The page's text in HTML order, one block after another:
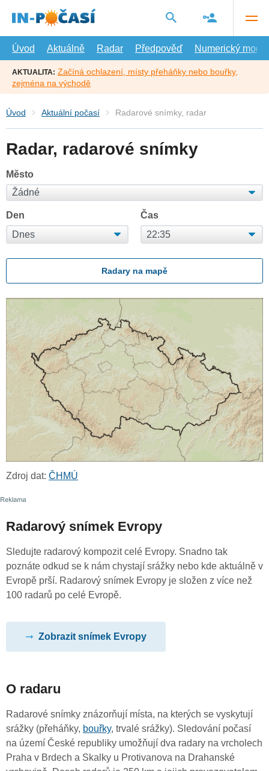
hlavní
Úvod
Aktuálně Radar Předpověď Numerický model
AKTUALITA: Začíná ochlazení, místy přeháňky nebo bouřky,
zejména na východě
Úvod Aktuální počasí Radarové snímky, radar
Radar, radarové snímky
Město
Den Čas
Radary na mapě
Zdroj dat: ČHMÚ
Radarový snímek Evropy
Sledujte radarový kompozit celé Evropy. Snadno tak
poznáte odkud se k nám chystají srážky nebo kde aktuálně v
Evropě prší. Radarový snímek Evropy je složen z více než
100 radarů po celé Evropě.
Zobrazit snímek Evropy
O radaru
Radarové snímky znázorňují místa, na kterých se vyskytují
srážky (přeháňky, bouřky, trvalé srážky). Sledování počasí
na území České republiky umožňují dva radary na vrcholech
Praha v Brdech a Skalky u Protivanova na Drahanské